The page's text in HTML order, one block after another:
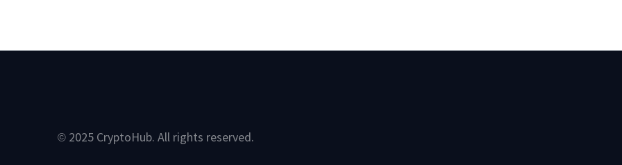
© 2025 CryptoHub. All rights reserved.